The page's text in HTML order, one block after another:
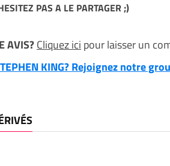
PAS A LE PARTAGER ;)
AVIS?Cliquez ici pour laisser un
KING? Rejoignez notre